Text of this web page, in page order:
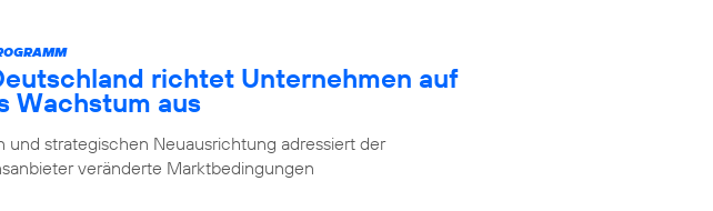
richtet Unternehmen auf
Wachstum aus
und strategischen Neuausrichtung adressiert der
veränderte Marktbedingungen